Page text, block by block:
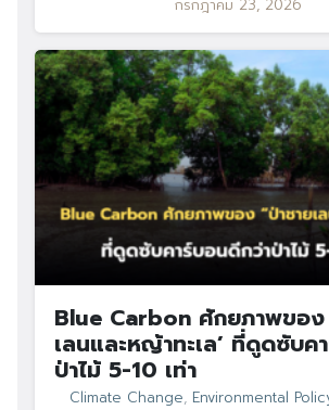
กรกฎาคม 23, 2026
Blue Carbon ศักยภาพของ
เลนและหญ้าทะเล’ ที่ดูดซับค
ป่าไม้ 5-10 เท่า
Climate Change, Environmental